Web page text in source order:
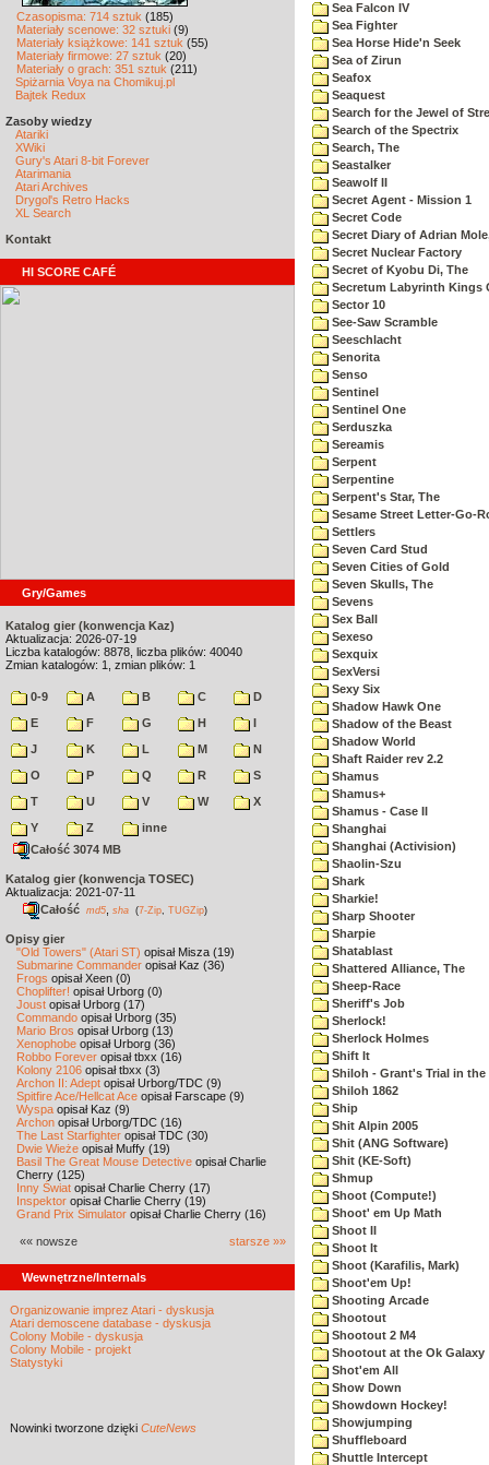
Czasopisma: 714 sztuk (185)
Materiały scenowe: 32 sztuki (9)
Materiały książkowe: 141 sztuk (55)
Materiały firmowe: 27 sztuk (20)
Materiały o grach: 351 sztuk (211)
Spiżarnia Voya na Chomikuj.pl
Bajtek Redux
Zasoby wiedzy
Atariki
XWiki
Gury's Atari 8-bit Forever
Atarimania
Atari Archives
Drygol's Retro Hacks
XL Search
Kontakt
HI SCORE CAFÉ
Gry/Games
Katalog gier (konwencja Kaz)
Aktualizacja: 2026-07-19
Liczba katalogów: 8878, liczba plików: 40040
Zmian katalogów: 1, zmian plików: 1
0-9 A B C
D
E
F G H
I
J
K L M
N
O
P Q R
S
T
U V W
X
Y
Z
inne
Całość 3074 MB
Katalog gier (konwencja TOSEC)
Aktualizacja: 2021-07-11
Całość md5 sha (7-Zip TUGZip)
Opisy gier
"Old Towers" (Atari ST) opisał Misza (19)
Submarine Commander opisał Kaz (36)
Frogs opisał Xeen (0)
Choplifter! opisał Urborg (0)
Joust opisał Urborg (17)
Commando opisał Urborg (35)
Mario Bros opisał Urborg (13)
Xenophobe opisał Urborg (36)
Robbo Forever opisał tbxx (16)
Kolony 2106 opisał tbxx (3)
Archon II: Adept opisał Urborg/TDC (9)
Spitfire Ace/Hellcat Ace opisał Farscape (9)
Wyspa opisał Kaz (9)
Archon opisał Urborg/TDC (16)
The Last Starfighter opisał TDC (30)
Dwie Wieże opisał Muffy (19)
Basil The Great Mouse Detective opisał Charlie
Cherry (125)
Inny Świat opisał Charlie Cherry (17)
Inspektor opisał Charlie Cherry (19)
Grand Prix Simulator opisał Charlie Cherry (16)
«« nowsze starsze »»
Wewnętrzne/Internals
Organizowanie imprez Atari - dyskusja
Atari demoscene database - dyskusja
Colony Mobile - dyskusja
Colony Mobile - projekt
Statystyki
Nowinki tworzone dzięki CuteNews
Sea Falcon IV
Sea Fighter
Sea Horse Hide'n Seek
Sea of Zirun
Seafox
Seaquest
Search for the Jewel of
Search of the Spectrix
Search, The
Seastalker
Seawolf II
Secret Agent - Mission 1
Secret Code
Secret Diary of Adrian
Secret Nuclear Factory
Secret of Kyobu Di, The
Secretum Labyrinth Kings
Sector 10
See-Saw Scramble
Seeschlacht
Senorita
Senso
Sentinel
Sentinel One
Serduszka
Sereamis
Serpent
Serpentine
Serpent's Star, The
Sesame Street Letter-Go-
Settlers
Seven Card Stud
Seven Cities of Gold
Seven Skulls, The
Sevens
Sex Ball
Sexeso
Sexquix
SexVersi
Sexy Six
Shadow Hawk One
Shadow of the Beast
Shadow World
Shaft Raider rev 2.2
Shamus
Shamus+
Shamus - Case II
Shanghai
Shanghai (Activision)
Shaolin-Szu
Shark
Sharkie!
Sharp Shooter
Sharpie
Shatablast
Shattered Alliance, The
Sheep-Race
Sheriff's Job
Sherlock!
Sherlock Holmes
Shift It
Shiloh - Grant's Trial in the
Shiloh 1862
Ship
Shit Alpin 2005
Shit (ANG Software)
Shit (KE-Soft)
Shmup
Shoot (Compute!)
Shoot' em Up Math
Shoot II
Shoot It
Shoot (Karafilis, Mark)
Shoot'em Up!
Shooting Arcade
Shootout
Shootout 2 M4
Shootout at the Ok Galaxy
Shot'em All
Show Down
Showdown Hockey!
Showjumping
Shuffleboard
Shuttle Intercept